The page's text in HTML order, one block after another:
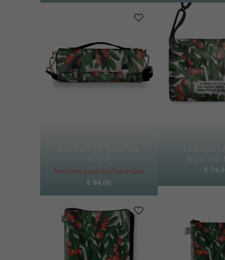
NIDO
Avvisami quando disponibile
€ 84,00
NUOVO
€